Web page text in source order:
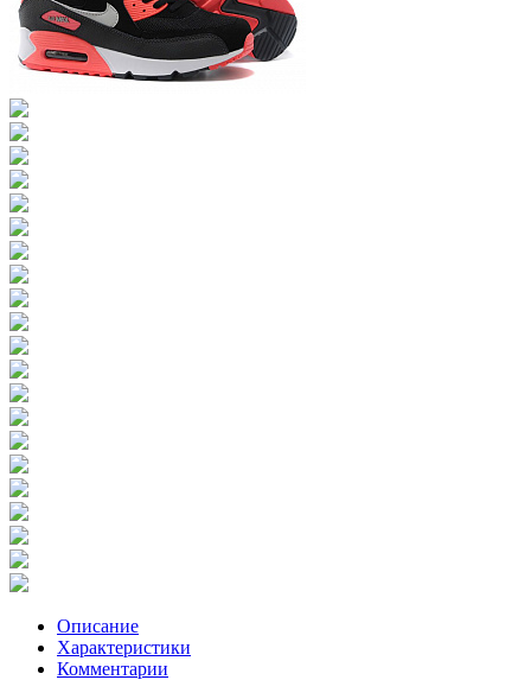
Описание
Характеристики
Комментарии